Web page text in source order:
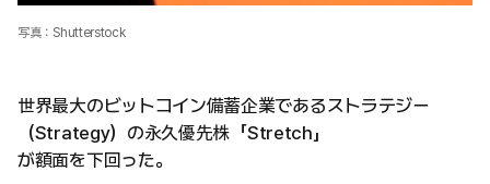
写真：Shutterstock
世界最大のビットコイン備蓄企業であるストラテジー
（Strategy）の永久優先株「Stretch」
が額面を下回った。